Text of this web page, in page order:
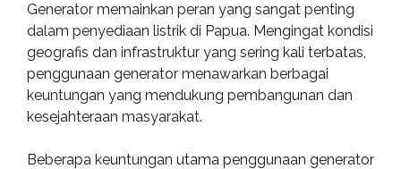
Generator memainkan peran yang sangat penting
dalam penyediaan listrik di Papua. Mengingat kondisi
geografis dan infrastruktur yang sering kali terbatas,
penggunaan generator menawarkan berbagai
keuntungan yang mendukung pembangunan dan
kesejahteraan masyarakat.
Beberapa keuntungan utama penggunaan generator